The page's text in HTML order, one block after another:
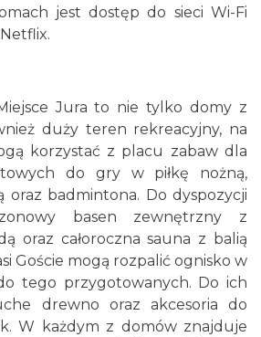
jest dostęp do sieci Wi-Fi
Jura to nie tylko domy z
duży teren rekreacyjny, na
korzystać z placu zabaw dla
do gry w piłkę nożną,
oraz badmintona. Do dyspozycji
basen zewnętrzny z
oraz całoroczna sauna z balią
Goście mogą rozpalić ognisko w
tego przygotowanych. Do ich
drewno oraz akcesoria do
W każdym z domów znajduje